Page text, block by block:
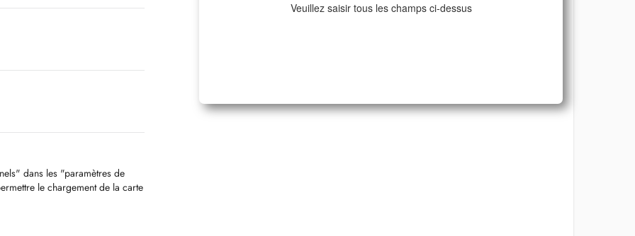
Veuillez saisir tous les champs ci-dessus
dans les "paramètres de
le chargement de la carte